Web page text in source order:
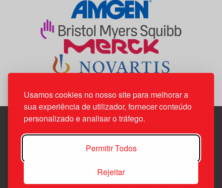
Usamos cookies no nosso site para melhorar a
sua experiência de utilizador, fornecer conteúdo
personalizado e analisar o tráfego.
Permitir Todos
Rejeitar
Edif. Lisboa Oriente | Av. Infante D. Henrique, n.º 333H, esc.
1800-282 Lisboa | Portugal